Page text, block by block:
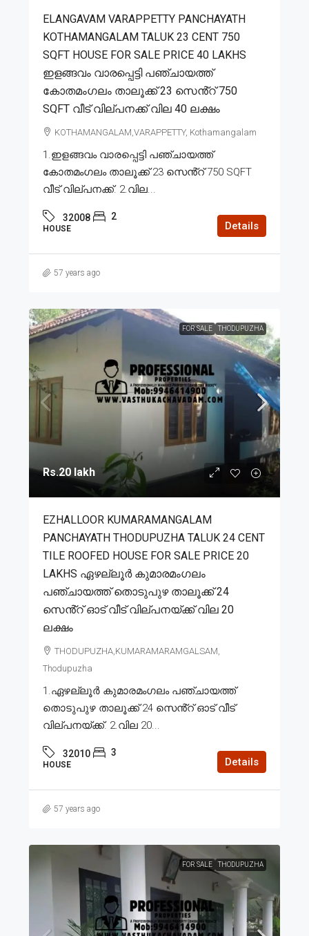
ELANGAVAM VARAPPETTY PANCHAYATH
KOTHAMANGALAM TALUK 23 CENT 750
SQFT HOUSE FOR SALE PRICE 40 LAKHS
ഇളങ്ങവം വാരപ്പെട്ടി പഞ്ചായത്ത്
കോതമംഗലം താലൂക്ക് 23 സെൻ്റ് 750
SQFT വീട് വില്പനക്ക് വില 40 ലക്ഷം
KOTHAMANGALAM,VARAPPETTY, Kothamangalam
1.ഇളങ്ങവം വാരപ്പെട്ടി പഞ്ചായത്ത്
കോതമംഗലം താലൂക്ക് 23 സെൻ്റ് 750 SQFT
വീട് വില്പനക്ക്. 2.വില...
32008 2
HOUSE Details
57 years ago
FOR SALE THODUPUZHA
Rs.20 lakh
EZHALLOOR KUMARAMANGALAM
PANCHAYATH THODUPUZHA TALUK 24 CENT
TILE ROOFED HOUSE FOR SALE PRICE 20
LAKHS ഏഴല്ലൂർ കുമാരമംഗലം
പഞ്ചായത്ത് തൊടുപുഴ താലൂക്ക് 24
സെൻ്റ് ഓട് വീട് വില്പനയ്ക്ക് വില 20
ലക്ഷം
THODUPUZHA,KUMARAMARAMGALSAM,
Thodupuzha
1.ഏഴല്ലൂർ കുമാരമംഗലം പഞ്ചായത്ത്
തൊടുപുഴ താലൂക്ക് 24 സെൻ്റ് ഓട് വീട്
വില്പനയ്ക്ക്. 2.വില 20...
32010 3
HOUSE Details
57 years ago
FOR SALE THODUPUZHA